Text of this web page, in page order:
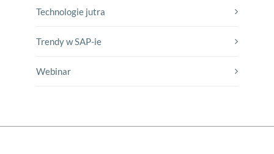
Technologie jutra
Trendy w SAP-ie
Webinar